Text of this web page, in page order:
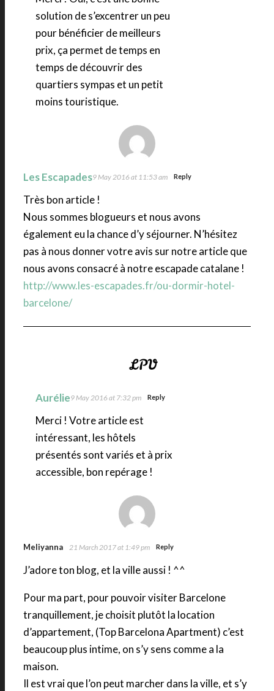
solution de s’excentrer un peu
pour bénéficier de meilleurs
prix, ça permet de temps en
temps de découvrir des
quartiers sympas et un petit
moins touristique.
Les Escapades9 May 2016 at 11:53 am Reply
Très bon article !
Nous sommes blogueurs et nous avons
également eu la chance d’y séjourner. N’hésitez
pas à nous donner votre avis sur notre article que
nous avons consacré à notre escapade catalane !
http://www.les-escapades.fr/ou-dormir-hotel-
barcelone/
Aurélie9 May 2016 at 7:32 pm Reply
Merci ! Votre article est
intéressant, les hôtels
présentés sont variés et à prix
accessible, bon repérage !
Meliyanna 21 March 2017 at 1:49 pm Reply
J’adore ton blog, et la ville aussi ! ^^
Pour ma part, pour pouvoir visiter Barcelone
tranquillement, je choisit plutôt la location
d’appartement, (Top Barcelona Apartment) c’est
beaucoup plus intime, on s’y sens comme a la
maison.
Il est vrai que l’on peut marcher dans la ville, et s’y